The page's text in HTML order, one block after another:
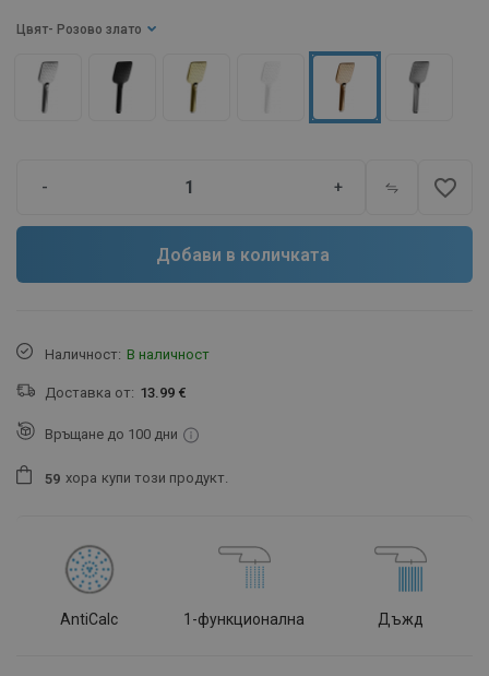
Цвят - Розово злато
- + favorite_border
Добави в количката
Наличност: В наличност
Доставка от: 13.99 €
Връщане до 100 дни
59 хора купи този продукт.
AntiCalc 1-функционална Дъжд